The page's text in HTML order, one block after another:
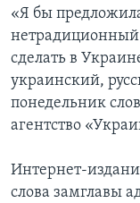
«Я бы
нетрадиционный
сделать в
украинский,
понедельник
агентство
Интернет-
слова замглавы